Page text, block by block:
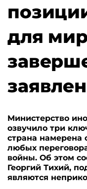
для
Министерство
озвучило три
страна намерена
любых
войны. Об этом
Георгий Тихий,
являются